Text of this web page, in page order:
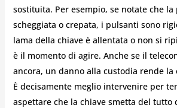
sostituita. Per esempio, se notate che la
scheggiata o crepata, i pulsanti sono
lama della chiave è allentata o non si
è il momento di agire. Anche se il
ancora, un danno alla custodia rende la
È decisamente meglio intervenire per
aspettare che la chiave smetta del tutto